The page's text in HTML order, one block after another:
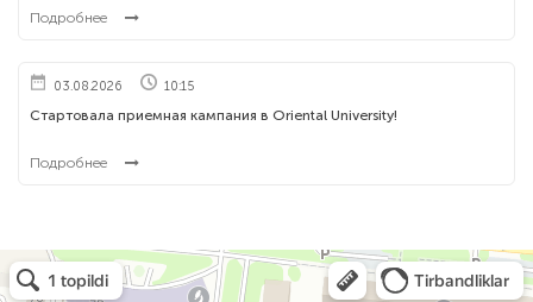
Подробнее
03.08.2026 10:15
Стартовала приемная кампания в Oriental University!
Подробнее